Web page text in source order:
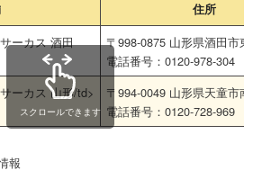
住所
ーカス 酒田
〒998-0875 山形県酒田市東
電話番号：0120-978-304
ーカス 山形/td>
〒994-0049 山形県天童市南
電話番号：0120-728-969
スクロールできます
報